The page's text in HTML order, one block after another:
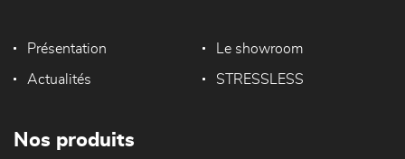
Présentation Le showroom
Actualités STRESSLESS
Nos produits